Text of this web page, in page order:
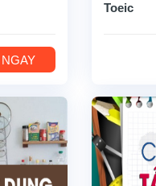
Toeic